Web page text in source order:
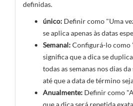
definidas.
único: Definir como "Uma
se aplica apenas às datas
Semanal:Configurá-lo como
significa que a dica se
todas as semanas nos dias
até que a data de término
Anualmente: Definir como
que a dica será repetida